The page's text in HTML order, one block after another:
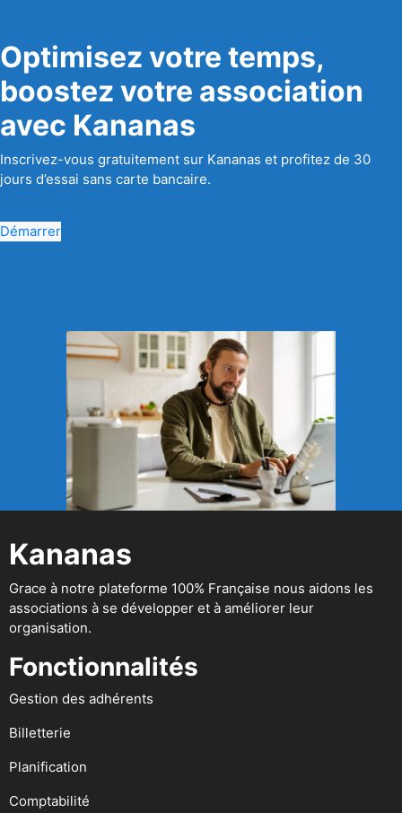
Optimisez votre temps,
boostez votre association
avec Kananas
Inscrivez-vous gratuitement sur Kananas et profitez de 30
jours d’essai sans carte bancaire.
Démarrer
Kananas
Grace à notre plateforme 100% Française nous aidons les
associations à se développer et à améliorer leur
organisation.
Fonctionnalités
Gestion des adhérents
Billetterie
Planification
Comptabilité